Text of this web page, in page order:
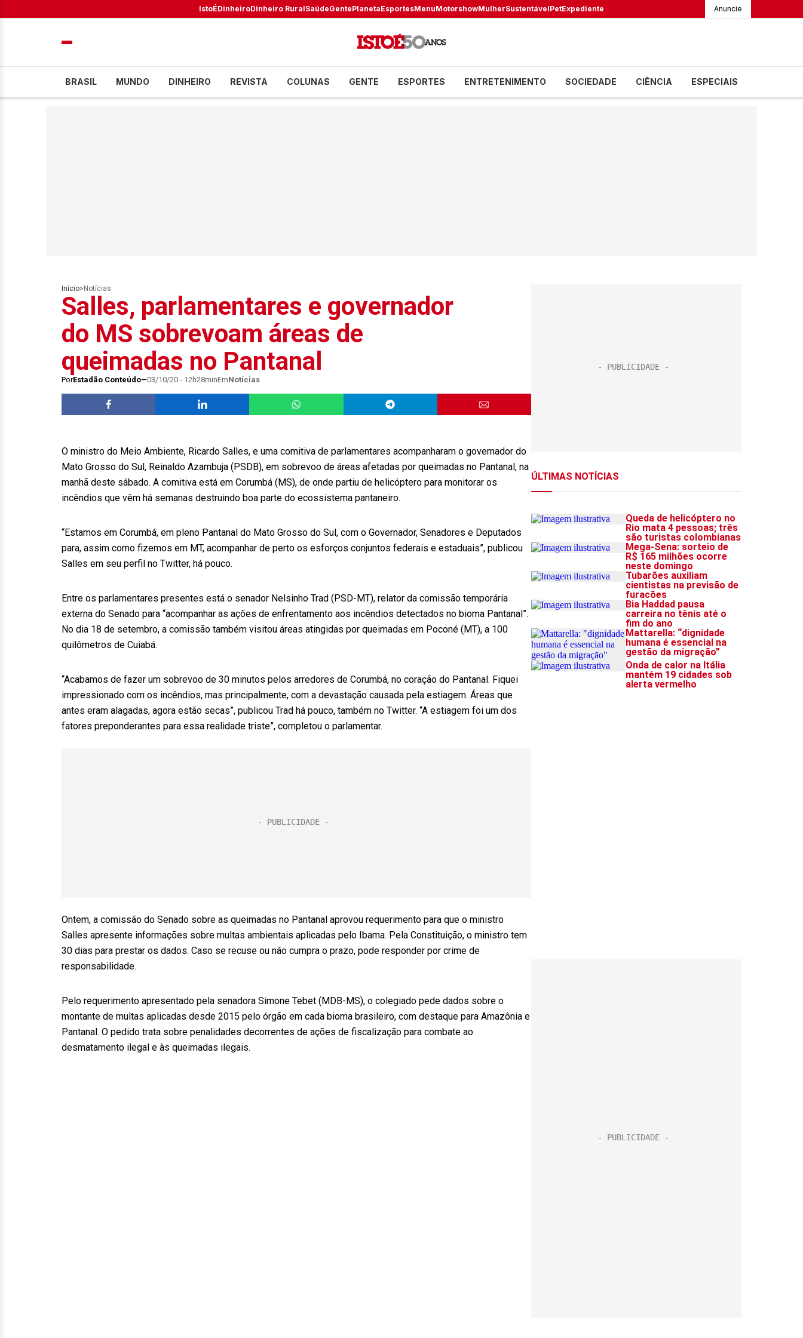
IstoÉDinheiroDinheiro RuralSaúdeGentePlanetaEsportesMenuMotorshowMulherSustentávelPetExpediente Anuncie
BRASIL MUNDO DINHEIRO REVISTA COLUNAS GENTE ESPORTES ENTRETENIMENTO SOCIEDADE CIÊNCIA ESPECIAIS
Início> Notícias
Salles, parlamentares e governador
do MS sobrevoam áreas de
queimadas no Pantanal
PorEstadão Conteúdo 03/10/20 - 12h28minEmNotícias
O ministro do Meio Ambiente, Ricardo Salles, e uma comitiva de parlamentares acompanharam o governador do
Mato Grosso do Sul, Reinaldo Azambuja (PSDB), em sobrevoo de áreas afetadas por queimadas no Pantanal, na
manhã deste sábado. A comitiva está em Corumbá (MS), de onde partiu de helicóptero para monitorar os
incêndios que vêm há semanas destruindo boa parte do ecossistema pantaneiro.
“Estamos em Corumbá, em pleno Pantanal do Mato Grosso do Sul, com o Governador, Senadores e Deputados
para, assim como fizemos em MT, acompanhar de perto os esforços conjuntos federais e estaduais”, publicou
Salles em seu perfil no Twitter, há pouco.
Entre os parlamentares presentes está o senador Nelsinho Trad (PSD-MT), relator da comissão temporária
externa do Senado para “acompanhar as ações de enfrentamento aos incêndios detectados no bioma Pantanal”.
No dia 18 de setembro, a comissão também visitou áreas atingidas por queimadas em Poconé (MT), a 100
quilômetros de Cuiabá.
“Acabamos de fazer um sobrevoo de 30 minutos pelos arredores de Corumbá, no coração do Pantanal. Fiquei
impressionado com os incêndios, mas principalmente, com a devastação causada pela estiagem. Áreas que
antes eram alagadas, agora estão secas”, publicou Trad há pouco, também no Twitter. “A estiagem foi um dos
fatores preponderantes para essa realidade triste”, completou o parlamentar.
Ontem, a comissão do Senado sobre as queimadas no Pantanal aprovou requerimento para que o ministro
Salles apresente informações sobre multas ambientais aplicadas pelo Ibama. Pela Constituição, o ministro tem
30 dias para prestar os dados. Caso se recuse ou não cumpra o prazo, pode responder por crime de
responsabilidade.
Pelo requerimento apresentado pela senadora Simone Tebet (MDB-MS), o colegiado pede dados sobre o
montante de multas aplicadas desde 2015 pelo órgão em cada bioma brasileiro, com destaque para Amazônia e
Pantanal. O pedido trata sobre penalidades decorrentes de ações de fiscalização para combate ao
desmatamento ilegal e às queimadas ilegais.